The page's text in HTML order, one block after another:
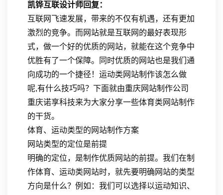
凯铧互联设计师回复：
互联网飞速发展，带来的不仅有机遇，还有更加
激烈的竞争。而网站就是互联网的最好表现形
式，做一个好的优质的网站，就能在这个竞争中
优胜有了一个保障。同时优质的网站也是我们通
向成功的一个捷径！运动类网站制作该怎么做
呢,有什么技巧吗？下面就由重庆网站制作公司
重庆诺享科技来为大家分享一些体育类网站制作
的干货。
体育、运动类型的网站制作方案
网站类型的定位是前提
明确的定位，是制作优质网站的前提。我们在制
作体育、运动类网站时，就先要明确网站的类型
方向是什么？例如：我们可以选择以运动知识、